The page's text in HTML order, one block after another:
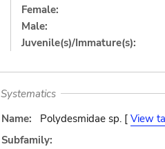
Female:
Male:
Juvenile(s)/Immature(s):
Systematics
Name:
Polydesmidae sp. [ View
Subfamily: